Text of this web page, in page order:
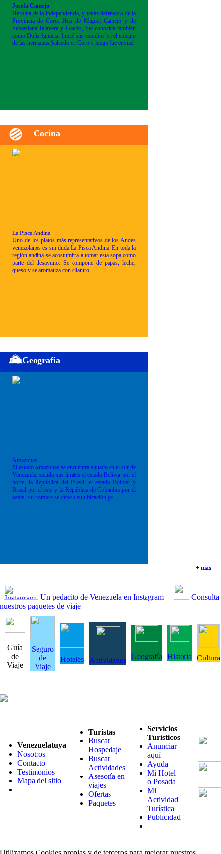
+ mas
Josefa Camejo
Heroína de la independencia, y tenaz defensora de la
Provincia de Coro. Hija de Miguel Camejo y de
Sebastiana Talavera y Garcés, fue conocida también
como Doña Ignacia. Inició sus estudios en el colegio
de las hermanas Salcedo en Coro y luego fue enviad
+ mas
Cocina
La Pisca Andina
Uno de los platos más representativos de los Andes
venezolanos es sin duda La Pisca Andina. En toda la
región andina se acostumbra a tomar esta sopa como
parte del desayuno. Se compone de papas, leche,
queso y se aromatiza con cilantro.
+ mas
Geografia
Amazonas
El estado Amazonas se encuentra situado en el sur de
Venezuela, siendo sus límites el estado Bolívar por el
norte; la República del Brasil; el estado Bolívar y
Brasil por el este y la República de Colombia por el
oeste. Su nombre se debe a su ubicación ge
+ mas
Un pedacito de Venezuela en Instagram
Consulta
nuestros paquetes de viaje
Guía
de
Viaje
Seguro
de
Viaje
Hoteles Actividades Geografía Historia Cultura
Venezuelatuya
Nosotros
Contacto
Testimonios
Mapa del sitio
Turistas
Buscar
Hospedaje
Buscar
Actividades
Asesoría en
viajes
Ofertas
Paquetes
Servicios
Turísticos
Anunciar
aquí
Ayuda
Mi Hotel
o Posada
Mi
Actividad
Turística
Publicidad
Utilizamos Cookies propias y de terceros para mejorar nuestros